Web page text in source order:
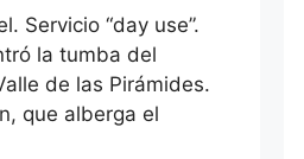
Servicio “day use”.
la tumba del
de las Pirámides.
que alberga el